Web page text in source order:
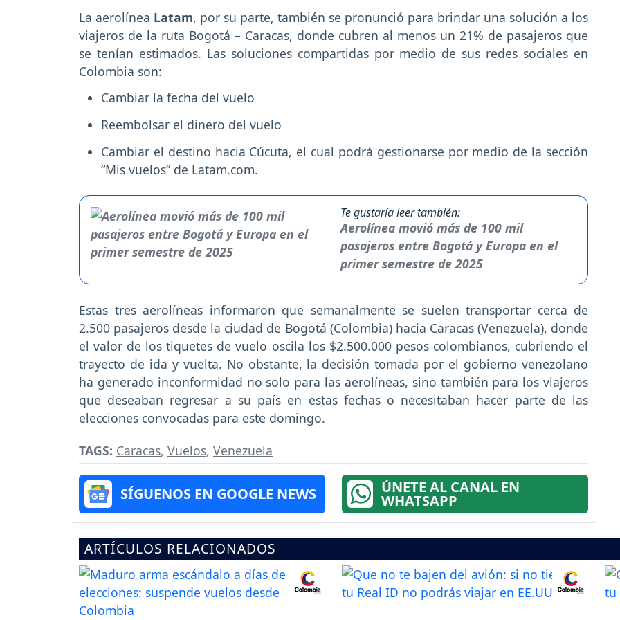
La aerolínea Latam, por su parte, también se pronunció para brindar una solución a los
viajeros de la ruta Bogotá – Caracas, donde cubren al menos un 21% de pasajeros que
se tenían estimados. Las soluciones compartidas por medio de sus redes sociales en
Colombia son:
Cambiar la fecha del vuelo
Reembolsar el dinero del vuelo
Cambiar el destino hacia Cúcuta, el cual podrá gestionarse por medio de la sección
“Mis vuelos” de Latam.com.
Te gustaría leer también:
Aerolínea movió más de 100 mil
pasajeros entre Bogotá y Europa en el
primer semestre de 2025
Estas tres aerolíneas informaron que semanalmente se suelen transportar cerca de
2.500 pasajeros desde la ciudad de Bogotá (Colombia) hacia Caracas (Venezuela), donde
el valor de los tiquetes de vuelo oscila los $2.500.000 pesos colombianos, cubriendo el
trayecto de ida y vuelta. No obstante, la decisión tomada por el gobierno venezolano
ha generado inconformidad no solo para las aerolíneas, sino también para los viajeros
que deseaban regresar a su país en estas fechas o necesitaban hacer parte de las
elecciones convocadas para este domingo.
TAGS: Caracas, Vuelos, Venezuela
SÍGUENOS EN GOOGLE NEWS ÚNETE AL CANAL EN
WHATSAPP
ARTÍCULOS RELACIONADOS